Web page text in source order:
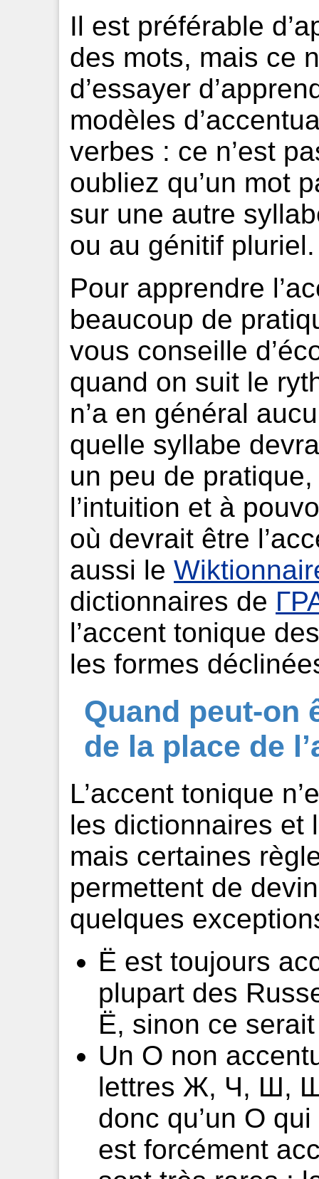
Il est préférable
des mots, mais ce
d’essayer
modèles
verbes : ce n’est
oubliez qu’un mot
sur une autre
ou au génitif pluriel.
Pour apprendre
beaucoup de
vous conseille
quand on suit le
n’a en général
quelle syllabe
un peu de
l’intuition et à
où devrait être
aussi le
dictionnaires de
l’accent tonique
les formes
Quand peut-on
de la place de
L’accent tonique
les dictionnaires et
mais certaines
permettent de
quelques
Ё est toujours
plupart des
Ё, sinon ce
Un O non
lettres Ж, Ч, Ш,
donc qu’un О
est forcément